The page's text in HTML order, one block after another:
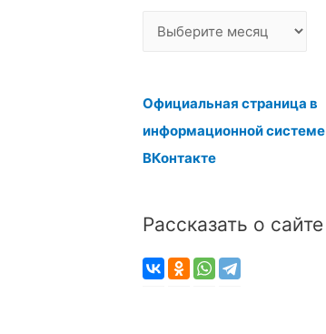
и
в
ы
Официальная страница в
информационной системе
ВКонтакте
Рассказать о сайте